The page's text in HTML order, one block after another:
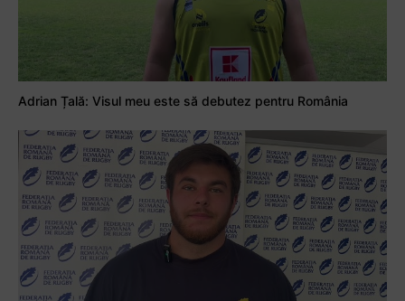
Adrian Țală: Visul meu este să debutez pentru România